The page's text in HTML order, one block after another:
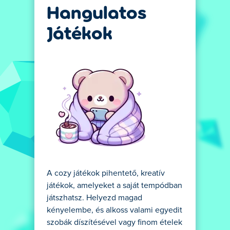
Hangulatos
Játékok
A cozy játékok pihentető, kreatív
játékok, amelyeket a saját tempódban
játszhatsz. Helyezd magad
kényelembe, és alkoss valami egyedit
szobák díszítésével vagy finom ételek